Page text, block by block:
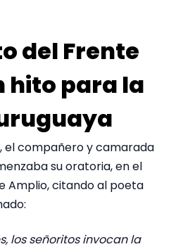
del Frente
hito para la
el compañero y camarada
su oratoria, en el
Amplio, citando al poeta
los señoritos invocan la